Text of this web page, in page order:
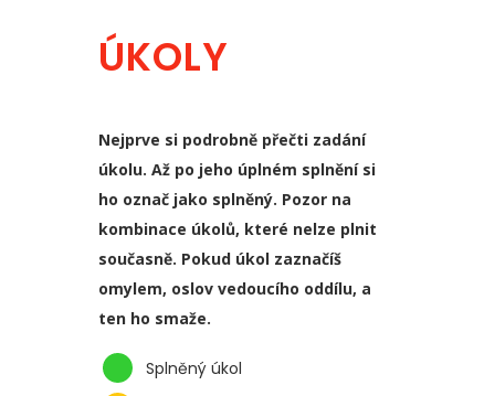
ÚKOLY
Nejprve si podrobně přečti zadání
úkolu. Až po jeho úplném splnění si
ho označ jako splněný. Pozor na
kombinace úkolů, které nelze plnit
současně. Pokud úkol zaznačíš
omylem, oslov vedoucího oddílu, a
ten ho smaže.
Splněný úkol